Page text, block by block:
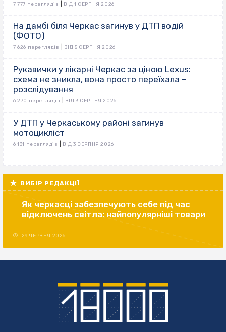
7 777 переглядів ВІД 1 СЕРПНЯ 2026
На дамбі біля Черкас загинув у ДТП водій
(ФОТО)
7 626 переглядів ВІД 5 СЕРПНЯ 2026
Рукавички у лікарні Черкас за ціною Lexus:
схема не зникла, вона просто переїхала –
розслідування
6 270 переглядів ВІД 3 СЕРПНЯ 2026
У ДТП у Черкаському районі загинув
мотоцикліст
6 131 переглядів ВІД 3 СЕРПНЯ 2026
ВИБІР РЕДАКЦІЇ
Як черкасці забезпечують себе під час
відключень світла: найпопулярніші товари
29 ЧЕРВНЯ 2026